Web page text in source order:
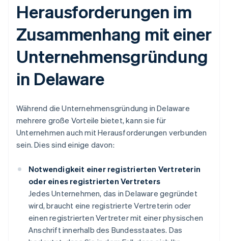
Herausforderungen im
Zusammenhang mit einer
Unternehmensgründung
in Delaware
Während die Unternehmensgründung in Delaware
mehrere große Vorteile bietet, kann sie für
Unternehmen auch mit Herausforderungen verbunden
sein. Dies sind einige davon:
Notwendigkeit einer registrierten Vertreterin
oder eines registrierten Vertreters
Jedes Unternehmen, das in Delaware gegründet
wird, braucht eine registrierte Vertreterin oder
einen registrierten Vertreter mit einer physischen
Anschrift innerhalb des Bundesstaates. Das